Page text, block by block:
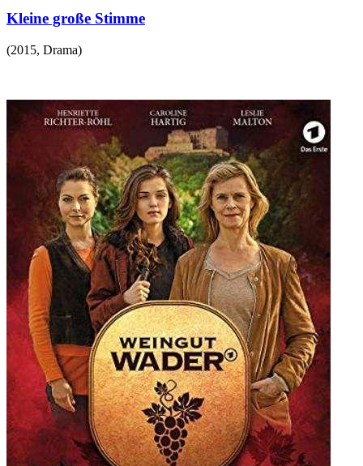
Kleine große Stimme
(2015, Drama)